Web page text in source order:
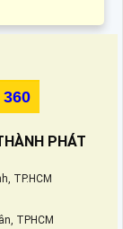
PHÁT
TP.HCM
TPHCM